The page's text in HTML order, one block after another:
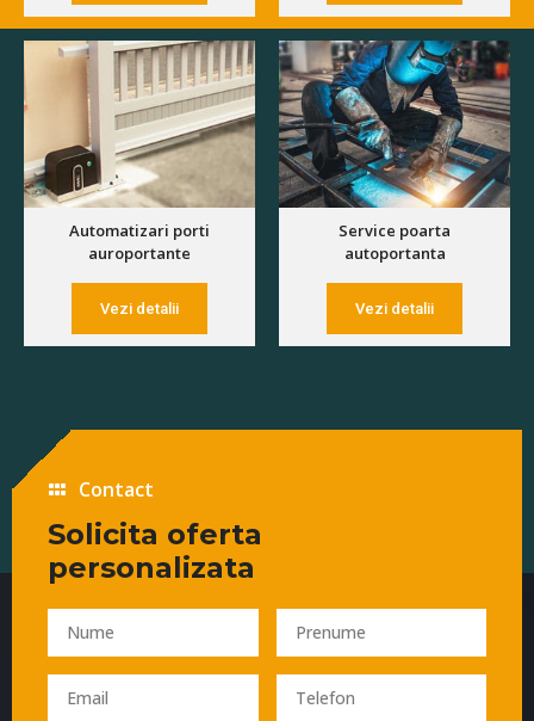
Automatizari porti
auroportante
Vezi detalii
Service poarta
autoportanta
Vezi detalii
Contact
Solicita oferta
personalizata